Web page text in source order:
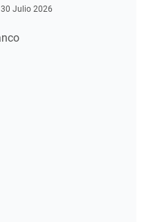
30 Julio 2026